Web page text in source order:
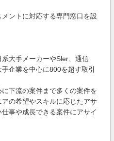
ントに対応する専門窓口を設
大手メーカーやSler、通信
企業を中心に800を超す取引
下流の案件まで多くの案件を
の希望やスキルに応じたアサ
事や成長できる案件にアサイ